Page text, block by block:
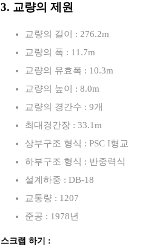
3. 교량의 제원
교량의 길이 : 276.2m
교량의 폭 : 11.7m
교량의 유효폭 : 10.3m
교량의 높이 : 8.0m
교량의 경간수 : 9개
최대경간장 : 33.1m
상부구조 형식 : PSC I형교
하부구조 형식 : 반중력식
설계하중 : DB-18
교통량 : 1207
준공 : 1978년
스크랩 하기 :